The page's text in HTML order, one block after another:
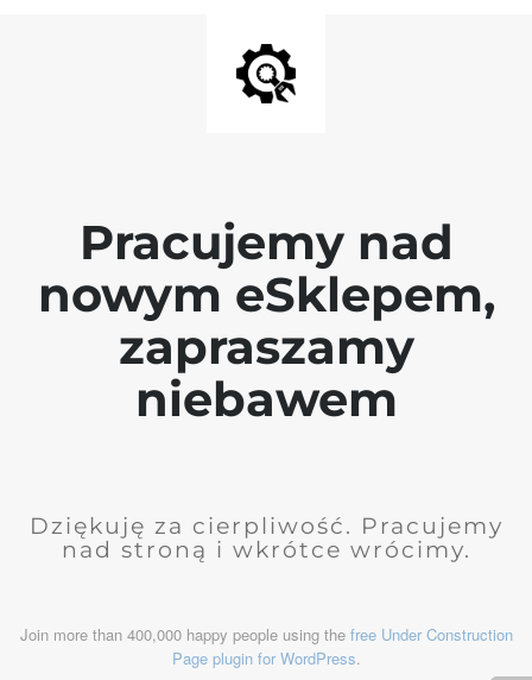
Pracujemy nad
nowym eSklepem,
zapraszamy
niebawem
Dziękuję za cierpliwość. Pracujemy
nad stroną i wkrótce wrócimy.
Join more than 400,000 happy people using the free Under Construction
Page plugin for WordPress.